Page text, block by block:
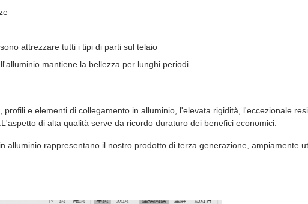
attrezzare tutti i tipi di parti sul telaio
mantiene la bellezza per lunghi periodi
profili e elementi di collegamento in alluminio, l'elevata rigidità, l'eccezionale
di alta qualità serve da ricordo duraturo dei benefici economici.
alluminio rappresentano il nostro prodotto di terza generazione, ampiamente